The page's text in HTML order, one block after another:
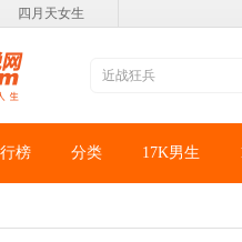
四月天女生
榜 分类 17K男生